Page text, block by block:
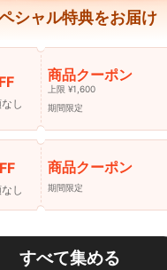
シャル特典をお届け
し
商品クーポン
上限 ¥1,600
期間限定
し
商品クーポン
期間限定
すべて集める